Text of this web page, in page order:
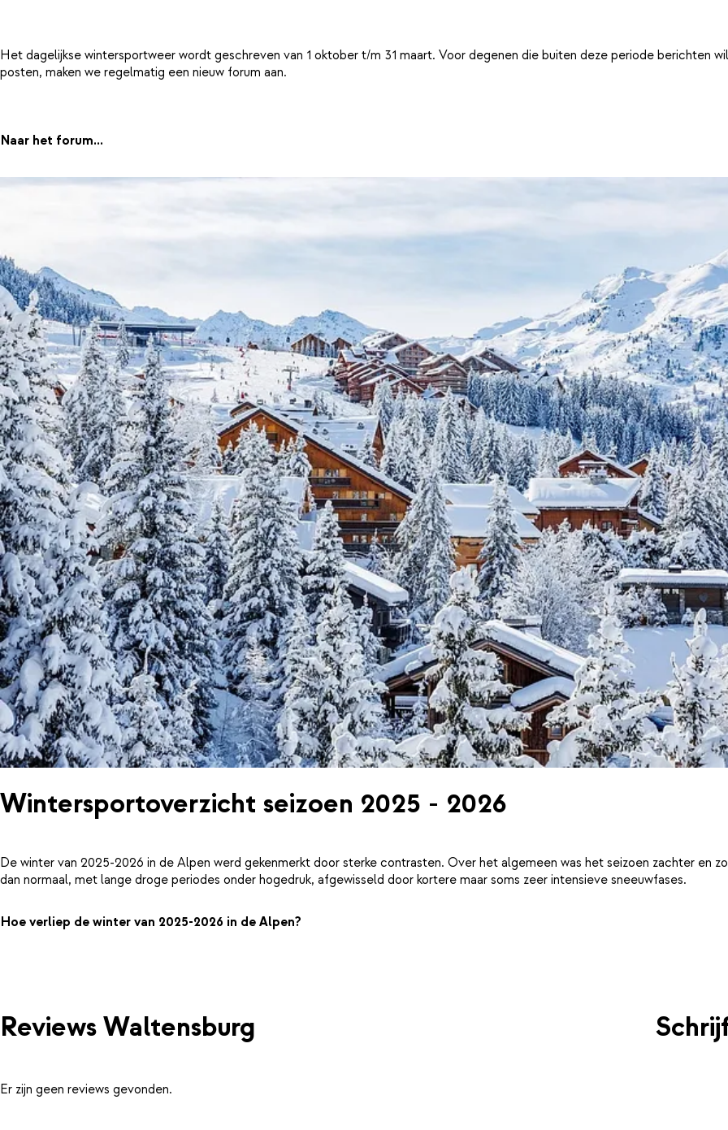
Het dagelijkse wintersportweer wordt geschreven van 1 oktober t/m 31 maart. Voor degenen die buiten deze periode berichten
posten, maken we regelmatig een nieuw forum aan.
Naar het forum...
Wintersportoverzicht seizoen 2025 - 2026
De winter van 2025-2026 in de Alpen werd gekenmerkt door sterke contrasten. Over het algemeen was het seizoen zachter en
dan normaal, met lange droge periodes onder hogedruk, afgewisseld door kortere maar soms zeer intensieve sneeuwfases.
Hoe verliep de winter van 2025-2026 in de Alpen?
Reviews Waltensburg
Er zijn geen reviews gevonden.